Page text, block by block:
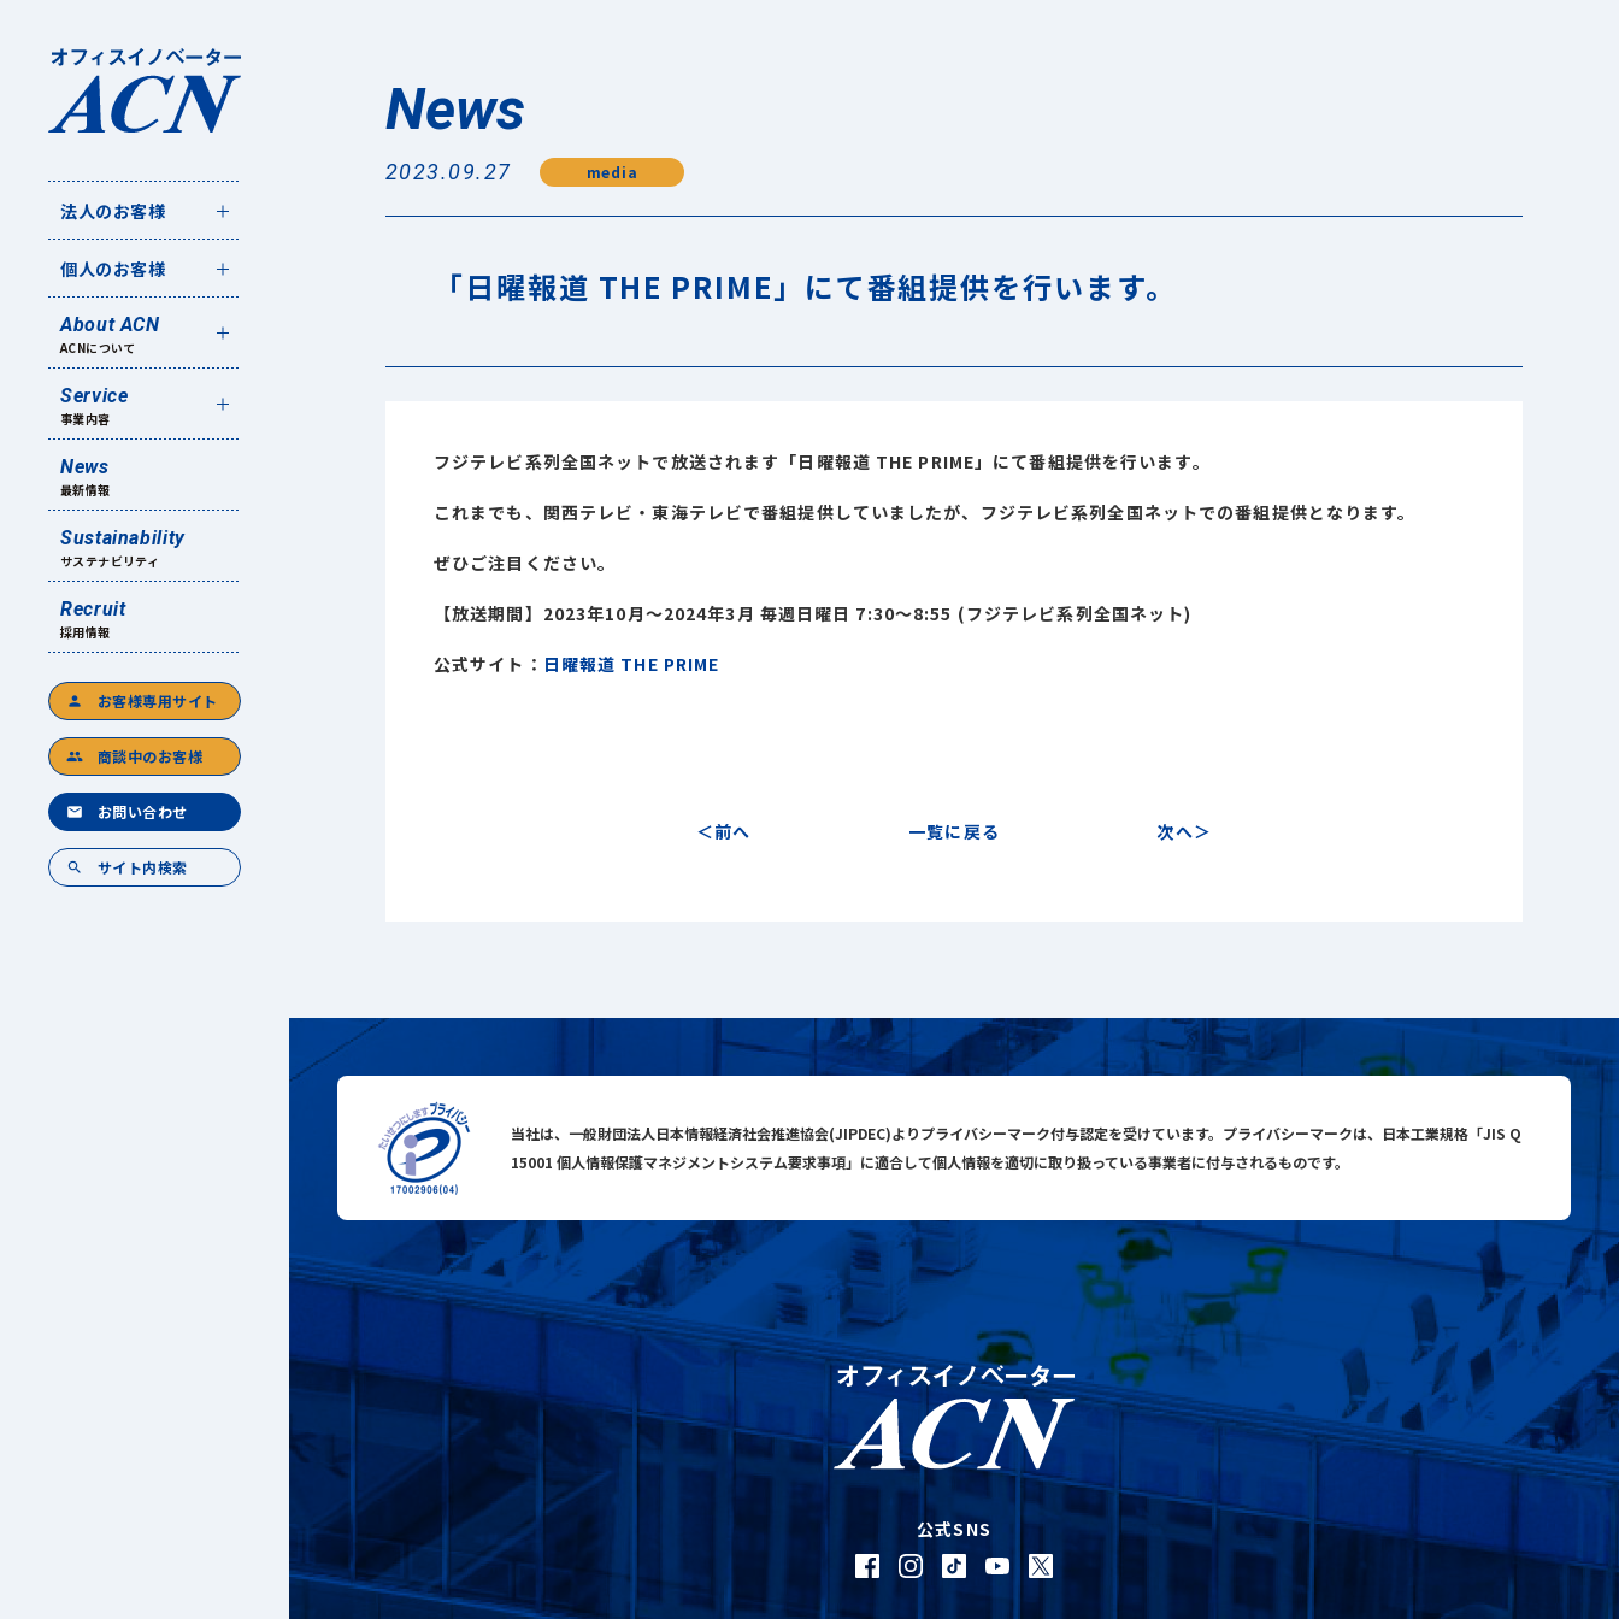
法人のお客様
個人のお客様
About ACN
ACNについて
Service
事業内容
News
最新情報
Sustainability
サステナビリティ
Recruit
採用情報
person お客様専用サイト
group 商談中のお客様
mail お問い合わせ
search サイト内検索
News
2023.09.27 media
「日曜報道 THE PRIME」にて番組提供を行います。
フジテレビ系列全国ネットで放送されます「日曜報道 THE PRIME」にて番組提供を行います。
これまでも、関西テレビ・東海テレビで番組提供していましたが、フジテレビ系列全国ネットでの番組提供となります。
ぜひご注目ください。
【放送期間】2023年10月～2024年3月 毎週日曜日 7:30～8:55 (フジテレビ系列全国ネット)
公式サイト： 日曜報道 THE PRIME
前へ 一覧に戻る 次へ
当社は、一般財団法人日本情報経済社会推進協会(JIPDEC)よりプライバシーマーク付与認定を受けています。プライバシーマークは、日本工業規格「JIS Q
15001 個人情報保護マネジメントシステム要求事項」に適合して個人情報を適切に取り扱っている事業者に付与されるものです。
公式SNS